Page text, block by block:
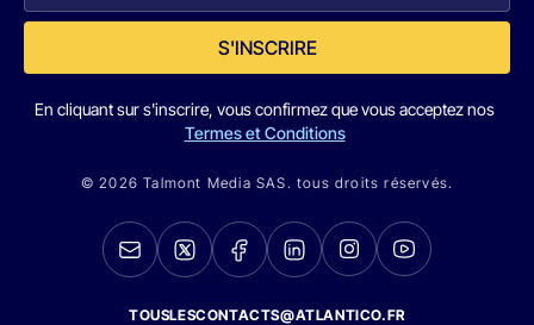
S'INSCRIRE
En cliquant sur s'inscrire, vous confirmez que vous acceptez nos
Termes et Conditions
© 2026 Talmont Media SAS. tous droits réservés.
TOUSLESCONTACTS@ATLANTICO.FR